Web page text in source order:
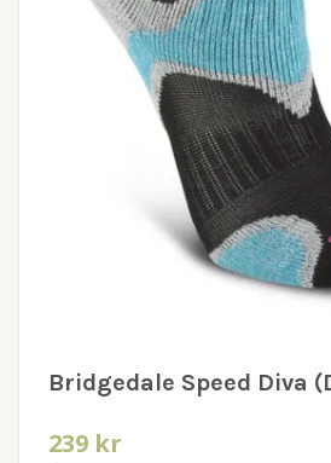
Bridgedale Speed Diva
239 kr